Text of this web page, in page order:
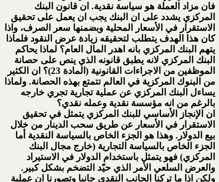
فان مزاد العملة هو سياسة نقدية. ان قانون البنك
المركزي يشدد على ان البنك يجب ان يعمل على تحقيق
الاستقرار في الأسعار المحلية وبضمنها سعر الصرف، واذا
كان هذا الهدف يتطلب لتحقيقه زيادة عرض النقود فلماذا
يتهم البنك المركزي بانه اهدر المال العام؟ لماذا يحاكم
البنك المركزي لانه يطبق قانونه الذي ينص على حصانة
الموظفين من الاجراءات القانونية (المادة 23)؟ ان الكثير
من البنوك المركزية في العالم تتمتع بهذه الحصانة. ولماذا
يساءل البنك المركزي عن عملية تجارية تجري خارجه
بالرغم من انه مؤسسة نقدية وعمله نقدي؟
ان الإنجاز الأساسي للبنك المركزي يتمثل في تحقيق
الاستقرار في الأسعار عن طريق سحب الدينار من خلال
بيع الدولار. وهذا هو الجزء الخاص بالسياسة النقدية أما
الجزء الخاص بالسياسة التجارية (خارج مجال البنك
المركزي) فهو يتمثل باستخدام الدولار في الاستيراد
والعرض السلعي الأمر الذي حيّد التضخم بشكل كبير.
ولكن اذا ما تركنا الجانب النقدي جانبا وتصورنا ان عملية